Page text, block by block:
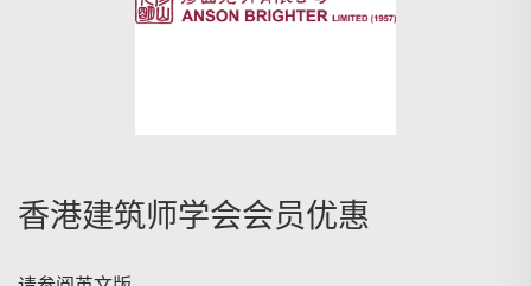
香港建筑师学会会员优惠